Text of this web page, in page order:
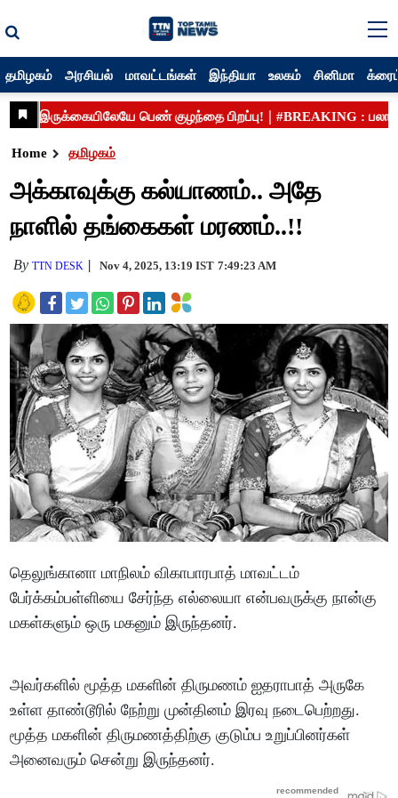
தமிழகம் அரசியல் மாவட்டங்கள் இந்தியா உலகம் சினிமா
Home தமிழகம்
அக்காவுக்கு கல்யாணம்.. அதே
நாளில் தங்கைகள் மரணம்..!!
ByTTN DESK Nov 4, 2025, 13:19 IST 7:49:23 AM
தெலுங்கானா மாநிலம் விகாபாரபாத் மாவட்டம்
பேர்க்கம்பள்ளியை சேர்ந்த எல்லையா என்பவருக்கு நான்கு
மகள்களும் ஒரு மகனும் இருந்தனர்.
அவர்களில் மூத்த மகளின் திருமணம் ஐதராபாத் அருகே
உள்ள தாண்டூரில் நேற்று முன்தினம் இரவு நடைபெற்றது.
மூத்த மகளின் திருமணத்திற்கு குடும்ப உறுப்பினர்கள்
அனைவரும் சென்று இருந்தனர்.